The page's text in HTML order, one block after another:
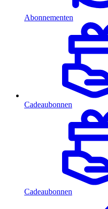
Abonnementen
Cadeaubonnen
Cadeaubonnen